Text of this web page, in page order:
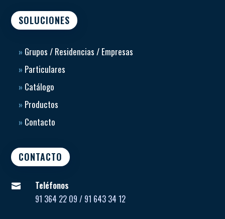
SOLUCIONES
» Grupos / Residencias / Empresas
» Particulares
» Catálogo
» Productos
» Contacto
CONTACTO

Teléfonos
91 364 22 09 / 91 643 34 12